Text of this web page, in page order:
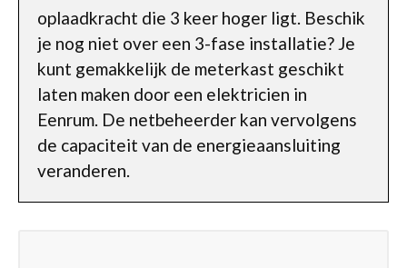
oplaadkracht die 3 keer hoger ligt. Beschik
je nog niet over een 3-fase installatie? Je
kunt gemakkelijk de meterkast geschikt
laten maken door een elektricien in
Eenrum. De netbeheerder kan vervolgens
de capaciteit van de energieaansluiting
veranderen.